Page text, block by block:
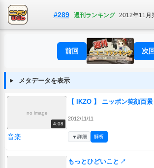
#289 週刊ランキング 2012年11月
前回 次
メタデータを表示
no image
4:08
【 IKZO 】 ニッポン笑顔百
2012/11/11
音楽 ▼詳細 解析
もっとひどいこと ↗